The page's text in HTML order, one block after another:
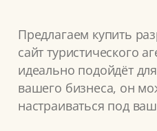
Предлагаем купить
сайт туристического
идеально подойдёт
вашего бизнеса, он
настраиваться под